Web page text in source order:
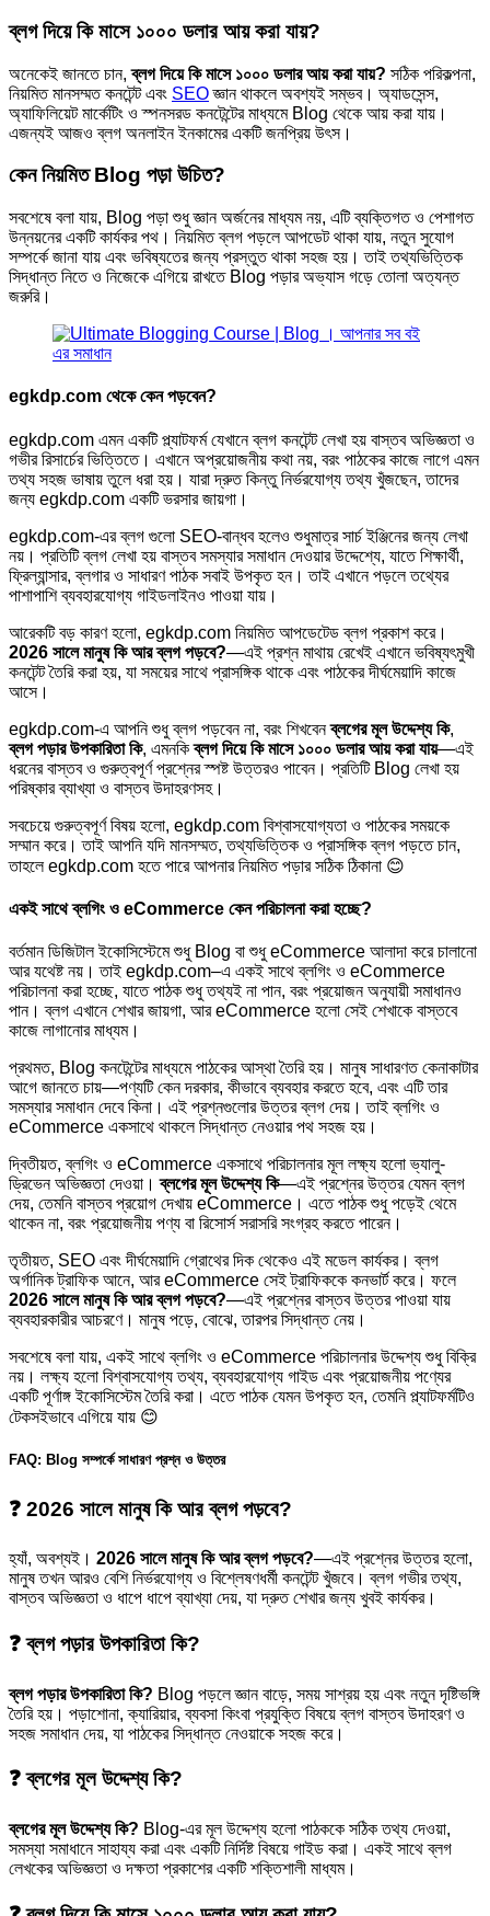
ব্লগ দিয়ে কি মাসে ১০০০ ডলার আয় করা যায়?
অনেকেই জানতে চান,ব্লগ দিয়ে কি মাসে ১০০০ ডলার আয় করা যায়? সঠিক পরিকল্পনা,
নিয়মিত মানসম্মত কনটেন্ট এবং SEOজ্ঞান থাকলে অবশ্যই সম্ভব। অ্যাডসেন্স,
অ্যাফিলিয়েট মার্কেটিং ও স্পনসরড কনটেন্টের মাধ্যমে Blog থেকে আয় করা যায়।
এজন্যই আজও ব্লগ অনলাইন ইনকামের একটি জনপ্রিয় উৎস।
কেন নিয়মিত Blog পড়া উচিত?
সবশেষে বলা যায়, Blog পড়া শুধু জ্ঞান অর্জনের মাধ্যম নয়, এটি ব্যক্তিগত ও পেশাগত
উন্নয়নের একটি কার্যকর পথ। নিয়মিত ব্লগ পড়লে আপডেট থাকা যায়, নতুন সুযোগ
সম্পর্কে জানা যায় এবং ভবিষ্যতের জন্য প্রস্তুত থাকা সহজ হয়। তাই তথ্যভিত্তিক
সিদ্ধান্ত নিতে ও নিজেকে এগিয়ে রাখতে Blog পড়ার অভ্যাস গড়ে তোলা অত্যন্ত
জরুরি।
egkdp.com থেকে কেন পড়বেন?
egkdp.com এমন একটি প্ল্যাটফর্ম যেখানে ব্লগ কনটেন্ট লেখা হয় বাস্তব অভিজ্ঞতা ও
গভীর রিসার্চের ভিত্তিতে। এখানে অপ্রয়োজনীয় কথা নয়, বরং পাঠকের কাজে লাগে এমন
তথ্য সহজ ভাষায় তুলে ধরা হয়। যারা দ্রুত কিন্তু নির্ভরযোগ্য তথ্য খুঁজছেন, তাদের
জন্য egkdp.com একটি ভরসার জায়গা।
egkdp.com-এর ব্লগ গুলো SEO-বান্ধব হলেও শুধুমাত্র সার্চ ইঞ্জিনের জন্য লেখা
নয়। প্রতিটি ব্লগ লেখা হয় বাস্তব সমস্যার সমাধান দেওয়ার উদ্দেশ্যে, যাতে শিক্ষার্থী,
ফ্রিল্যান্সার, ব্লগার ও সাধারণ পাঠক সবাই উপকৃত হন। তাই এখানে পড়লে তথ্যের
পাশাপাশি ব্যবহারযোগ্য গাইডলাইনও পাওয়া যায়।
আরেকটি বড় কারণ হলো, egkdp.com নিয়মিত আপডেটেড ব্লগ প্রকাশ করে।
2026 সালে মানুষ কি আর ব্লগ পড়বে?—এই প্রশ্ন মাথায় রেখেই এখানে ভবিষ্যৎমুখী
কনটেন্ট তৈরি করা হয়, যা সময়ের সাথে প্রাসঙ্গিক থাকে এবং পাঠকের দীর্ঘমেয়াদি কাজে
আসে।
egkdp.com-এ আপনি শুধু ব্লগ পড়বেন না, বরং শিখবেনব্লগের মূল উদ্দেশ্য কি,
ব্লগ পড়ার উপকারিতা কি, এমনকিব্লগ দিয়ে কি মাসে ১০০০ ডলার আয় করা যায়—এই
ধরনের বাস্তব ও গুরুত্বপূর্ণ প্রশ্নের স্পষ্ট উত্তরও পাবেন। প্রতিটি Blog লেখা হয়
পরিষ্কার ব্যাখ্যা ও বাস্তব উদাহরণসহ।
সবচেয়ে গুরুত্বপূর্ণ বিষয় হলো, egkdp.com বিশ্বাসযোগ্যতা ও পাঠকের সময়কে
সম্মান করে। তাই আপনি যদি মানসম্মত, তথ্যভিত্তিক ও প্রাসঙ্গিক ব্লগ পড়তে চান,
তাহলে egkdp.com হতে পারে আপনার নিয়মিত পড়ার সঠিক ঠিকানা 😊
একই সাথে ব্লগিং ও eCommerce কেন পরিচালনা করা হচ্ছে?
বর্তমান ডিজিটাল ইকোসিস্টেমে শুধু Blog বা শুধু eCommerce আলাদা করে চালানো
আর যথেষ্ট নয়। তাই egkdp.com–এ একই সাথে ব্লগিং ও eCommerce
পরিচালনা করা হচ্ছে, যাতে পাঠক শুধু তথ্যই না পান, বরং প্রয়োজন অনুযায়ী সমাধানও
পান। ব্লগ এখানে শেখার জায়গা, আর eCommerce হলো সেই শেখাকে বাস্তবে
কাজে লাগানোর মাধ্যম।
প্রথমত, Blog কনটেন্টের মাধ্যমে পাঠকের আস্থা তৈরি হয়। মানুষ সাধারণত কেনাকাটার
আগে জানতে চায়—পণ্যটি কেন দরকার, কীভাবে ব্যবহার করতে হবে, এবং এটি তার
সমস্যার সমাধান দেবে কিনা। এই প্রশ্নগুলোর উত্তর ব্লগ দেয়। তাই ব্লগিং ও
eCommerce একসাথে থাকলে সিদ্ধান্ত নেওয়ার পথ সহজ হয়।
দ্বিতীয়ত, ব্লগিং ও eCommerce একসাথে পরিচালনার মূল লক্ষ্য হলো ভ্যালু-
ড্রিভেন অভিজ্ঞতা দেওয়া।ব্লগের মূল উদ্দেশ্য কি—এই প্রশ্নের উত্তর যেমন ব্লগ
দেয়, তেমনি বাস্তব প্রয়োগ দেখায় eCommerce। এতে পাঠক শুধু পড়েই থেমে
থাকেন না, বরং প্রয়োজনীয় পণ্য বা রিসোর্স সরাসরি সংগ্রহ করতে পারেন।
তৃতীয়ত, SEO এবং দীর্ঘমেয়াদি গ্রোথের দিক থেকেও এই মডেল কার্যকর। ব্লগ
অর্গানিক ট্রাফিক আনে, আর eCommerce সেই ট্রাফিককে কনভার্ট করে। ফলে
2026 সালে মানুষ কি আর ব্লগ পড়বে?—এই প্রশ্নের বাস্তব উত্তর পাওয়া যায়
ব্যবহারকারীর আচরণে। মানুষ পড়ে, বোঝে, তারপর সিদ্ধান্ত নেয়।
সবশেষে বলা যায়, একই সাথে ব্লগিং ও eCommerce পরিচালনার উদ্দেশ্য শুধু বিক্রি
নয়। লক্ষ্য হলো বিশ্বাসযোগ্য তথ্য, ব্যবহারযোগ্য গাইড এবং প্রয়োজনীয় পণ্যের
একটি পূর্ণাঙ্গ ইকোসিস্টেম তৈরি করা। এতে পাঠক যেমন উপকৃত হন, তেমনি প্ল্যাটফর্মটিও
টেকসইভাবে এগিয়ে যায় 😊
FAQ: Blog সম্পর্কে সাধারণ প্রশ্ন ও উত্তর
❓ 2026 সালে মানুষ কি আর ব্লগ পড়বে?
হ্যাঁ, অবশ্যই। 2026 সালে মানুষ কি আর ব্লগ পড়বে?—এই প্রশ্নের উত্তর হলো,
মানুষ তখন আরও বেশি নির্ভরযোগ্য ও বিশ্লেষণধর্মী কনটেন্ট খুঁজবে। ব্লগ গভীর তথ্য,
বাস্তব অভিজ্ঞতা ও ধাপে ধাপে ব্যাখ্যা দেয়, যা দ্রুত শেখার জন্য খুবই কার্যকর।
❓ ব্লগ পড়ার উপকারিতা কি?
ব্লগ পড়ার উপকারিতা কি? Blog পড়লে জ্ঞান বাড়ে, সময় সাশ্রয় হয় এবং নতুন দৃষ্টিভঙ্গি
তৈরি হয়। পড়াশোনা, ক্যারিয়ার, ব্যবসা কিংবা প্রযুক্তি বিষয়ে ব্লগ বাস্তব উদাহরণ ও
সহজ সমাধান দেয়, যা পাঠকের সিদ্ধান্ত নেওয়াকে সহজ করে।
❓ ব্লগের মূল উদ্দেশ্য কি?
ব্লগের মূল উদ্দেশ্য কি? Blog-এর মূল উদ্দেশ্য হলো পাঠককে সঠিক তথ্য দেওয়া,
সমস্যা সমাধানে সাহায্য করা এবং একটি নির্দিষ্ট বিষয়ে গাইড করা। একই সাথে ব্লগ
লেখকের অভিজ্ঞতা ও দক্ষতা প্রকাশের একটি শক্তিশালী মাধ্যম।